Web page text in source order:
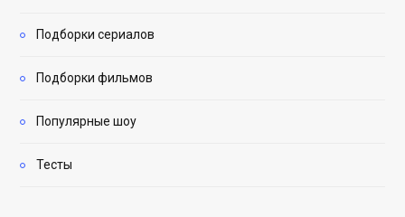
Подборки сериалов
Подборки фильмов
Популярные шоу
Тесты